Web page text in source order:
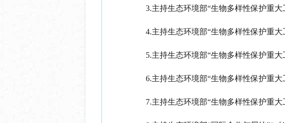
3.主持生态环境部“生物多样性保护重大
4.主持生态环境部“生物多样性保护重大
5.主持生态环境部“生物多样性保护重
6.主持生态环境部“生物多样性保护重大
7.主持生态环境部“生物多样性保护重大